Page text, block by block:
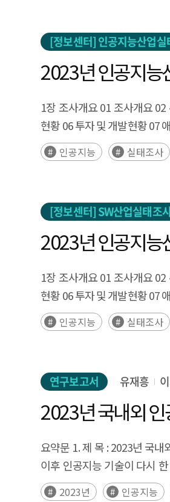
increasing optimism, trust
[정보센터] 인공지능산업실
2023년 인공지능
1장 조사개요 01 조사개요
현황 06 투자 및 개발현황 07
인공지능 실태조사
[정보센터] SW산업실태조
2023년 인공지능
1장 조사개요 01 조사개요
현황 06 투자 및 개발현황 07
인공지능 실태조사
연구보고서 유재흥
2023년 국내외
요약문 1. 제 목 : 2023년 국
이후 인공지능 기술이 다시
빅테크를 중심으로 한 주도
2023년 인공지능